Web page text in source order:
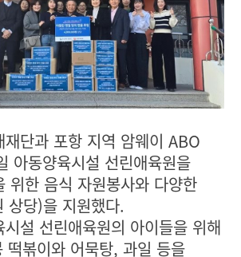
재단과 포항 지역 암웨이 ABO
아동양육시설 선린애육원을
위한 음식 자원봉사와 다양한
상당)을 지원했다.
설 선린애육원의 아이들을 위해
떡볶이와 어묵탕, 과일 등을